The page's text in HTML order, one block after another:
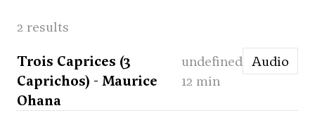
2 results
Trois Caprices (3
Caprichos) - Maurice
Ohana
undefined
12 min
Audio